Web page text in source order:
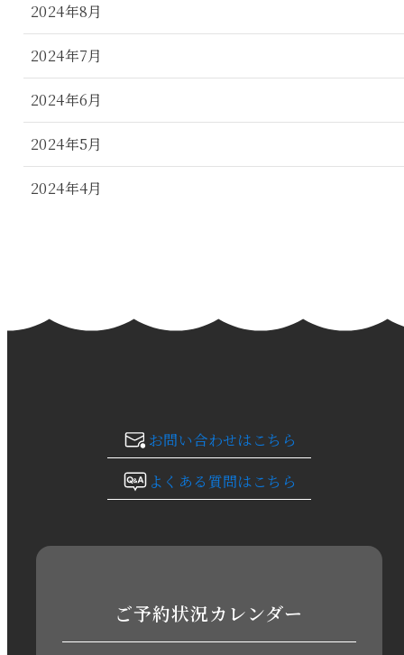
2024年8月
2024年7月
2024年6月
2024年5月
2024年4月
2024年1月
2023年10月
2023年8月
お問い合わせはこちら
よくある質問はこちら
ご予約状況カレンダー